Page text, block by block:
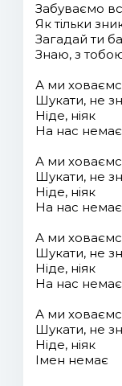
Забуваємо
Як тільки
Загадай ти
Знаю, з
А ми
Шукати, не
Ніде, ніяк
На нас
А ми
Шукати, не
Ніде, ніяк
На нас
А ми
Шукати, не
Ніде, ніяк
На нас
А ми
Шукати, не
Ніде, ніяк
Імен немає